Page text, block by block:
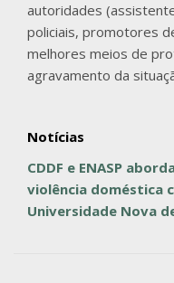
autoridades
policiais, promotores
melhores meios de
agravamento da
Notícias
CDDF e ENASP
violência doméstica
Universidade Nova